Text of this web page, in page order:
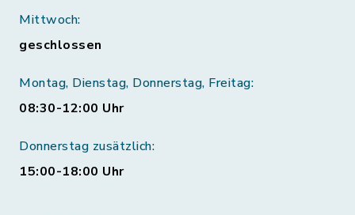
Mittwoch:
geschlossen
Montag, Dienstag, Donnerstag, Freitag:
08:30-12:00 Uhr
Donnerstag zusätzlich:
15:00-18:00 Uhr